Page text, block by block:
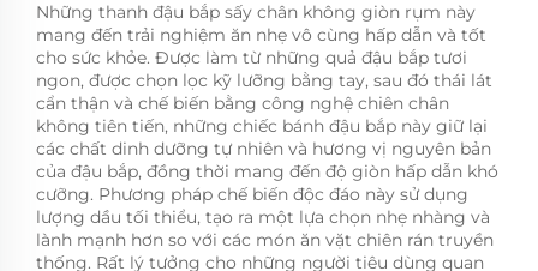
Những thanh đậu bắp sấy chân không giòn rụm này
mang đến trải nghiệm ăn nhẹ vô cùng hấp dẫn và tốt
cho sức khỏe. Được làm từ những quả đậu bắp tươi
ngon, được chọn lọc kỹ lưỡng bằng tay, sau đó thái lát
cẩn thận và chế biến bằng công nghệ chiên chân
không tiên tiến, những chiếc bánh đậu bắp này giữ lại
các chất dinh dưỡng tự nhiên và hương vị nguyên bản
của đậu bắp, đồng thời mang đến độ giòn hấp dẫn khó
cưỡng. Phương pháp chế biến độc đáo này sử dụng
lượng dầu tối thiểu, tạo ra một lựa chọn nhẹ nhàng và
lành mạnh hơn so với các món ăn vặt chiên rán truyền
thống. Rất lý tưởng cho những người tiêu dùng quan